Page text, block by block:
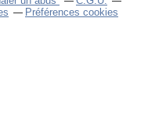
Préférences cookies